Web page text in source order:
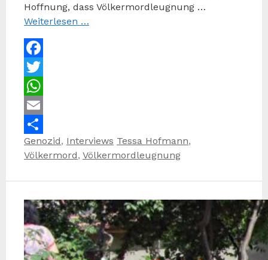
Hoffnung, dass Völkermordleugnung …
Weiterlesen …
Facebook
Twitter
WhatsApp
Email
Teilen
Kategorien
Genozid, Interviews Schlagwörter
Tessa Hofmann,
Völkermord, Völkermordleugnung